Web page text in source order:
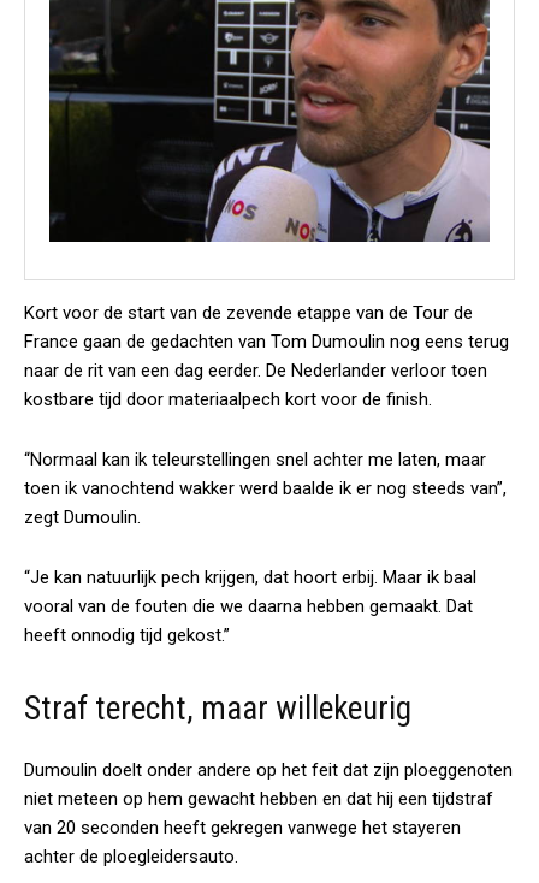
Kort voor de start van de zevende etappe van de Tour de
France gaan de gedachten van Tom Dumoulin nog eens terug
naar de rit van een dag eerder. De Nederlander verloor toen
kostbare tijd door materiaalpech kort voor de finish.
“Normaal kan ik teleurstellingen snel achter me laten, maar
toen ik vanochtend wakker werd baalde ik er nog steeds van”,
zegt Dumoulin.
“Je kan natuurlijk pech krijgen, dat hoort erbij. Maar ik baal
vooral van de fouten die we daarna hebben gemaakt. Dat
heeft onnodig tijd gekost.”
Straf terecht, maar willekeurig
Dumoulin doelt onder andere op het feit dat zijn ploeggenoten
niet meteen op hem gewacht hebben en dat hij een tijdstraf
van 20 seconden heeft gekregen vanwege het stayeren
achter de ploegleidersauto.